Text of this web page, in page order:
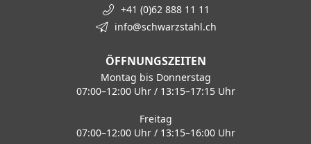
+41 (0)62 888 11 11
info@schwarzstahl.ch
ÖFFNUNGSZEITEN
Montag bis Donnerstag
07:00–12:00 Uhr / 13:15–17:15 Uhr
Freitag
07:00–12:00 Uhr / 13:15–16:00 Uhr